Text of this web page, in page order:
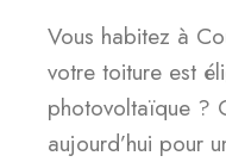
Vous habitez à
votre toiture est
photovoltaïque ?
aujourd’hui pour